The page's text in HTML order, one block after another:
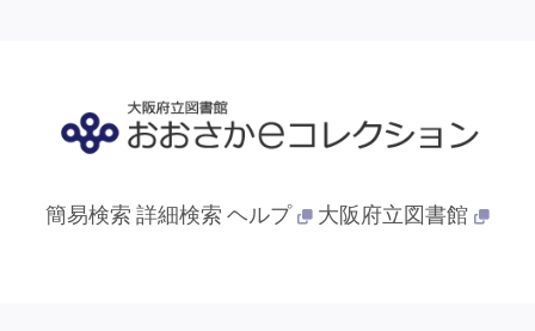
簡易検索 詳細検索 ヘルプ 大阪府立図書館